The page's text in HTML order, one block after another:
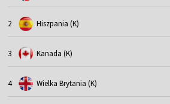
2 Hiszpania (K)
3 Kanada (K)
4 Wielka Brytania (K)